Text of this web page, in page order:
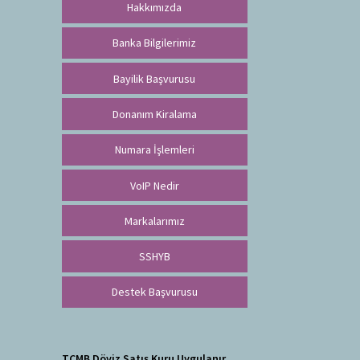
Hakkımızda
Banka Bilgilerimiz
Bayilik Başvurusu
Donanım Kiralama
Numara İşlemleri
VoIP Nedir
Markalarımız
SSHYB
Destek Başvurusu